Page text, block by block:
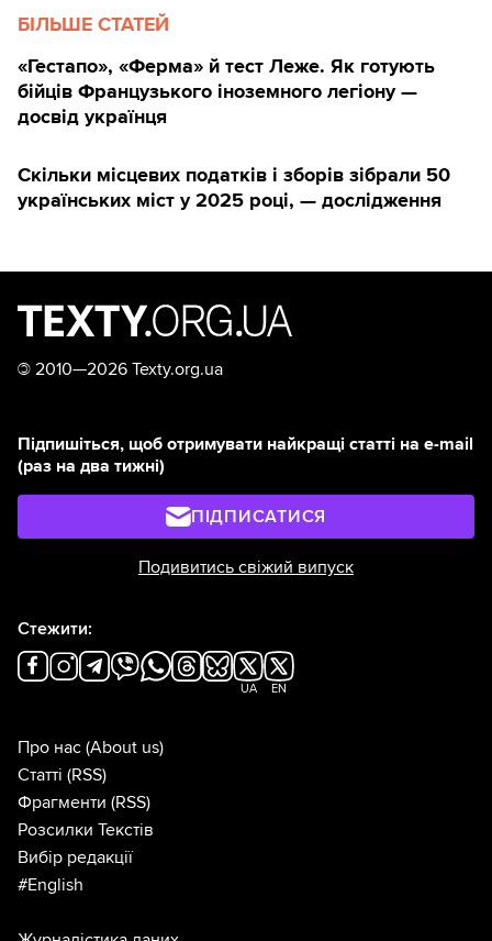
БІЛЬШЕ СТАТЕЙ
«Гестапо», «Ферма» й тест Леже. Як готують
бійців Французького іноземного легіону —
досвід українця
Скільки місцевих податків і зборів зібрали 50
українських міст у 2025 році, — дослідження
© 2010—2026 Texty.org.ua
Підпишіться, щоб отримувати найкращі статті на e-mail
(раз на два тижні)
ПІДПИСАТИСЯ
Подивитись свіжий випуск
Стежити:
UA EN
Про нас (About us)
Статті (RSS)
Фрагменти (RSS)
Розсилки Текстів
Вибір редакції
#English